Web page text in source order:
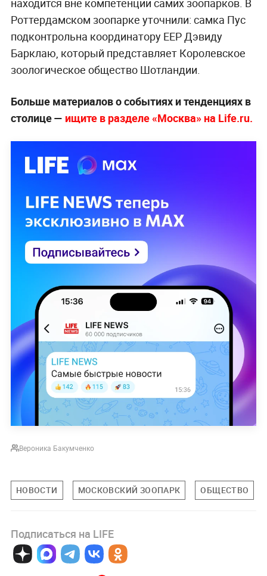
находится вне компетенции самих зоопарков. В
Роттердамском зоопарке уточнили: самка Пус
подконтрольна координатору EEP Дэвиду
Барклаю, который представляет Королевское
зоологическое общество Шотландии.
Больше материалов о событиях и тенденциях в
столице — ищите в разделе «Москва» на Life.ru.
Вероника Бакумченко
НОВОСТИ МОСКОВСКИЙ ЗООПАРК ОБЩЕСТВО
Подписаться на LIFE